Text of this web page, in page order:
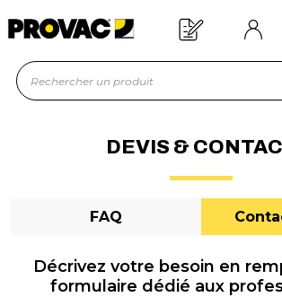
d'un équipement ?
DEVIS &
FAQ
Décrivez votre besoin en
formulaire dédié aux